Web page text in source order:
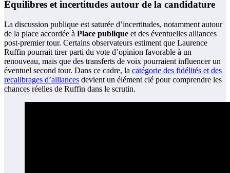
Équilibres et incertitudes autour de la candidature
La discussion publique est saturée d’incertitudes, notamment autour
de la place accordée à Place publique et des éventuelles alliances
post-premier tour. Certains observateurs estiment que Laurence
Ruffin pourrait tirer parti du vote d’opinion favorable à un
renouveau, mais que des transferts de voix pourraient influencer un
éventuel second tour. Dans ce cadre, la catégorie des fidélités et des
recalibrages d’alliances devient un élément clé pour comprendre les
chances réelles de Ruffin dans le scrutin.